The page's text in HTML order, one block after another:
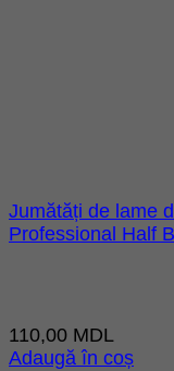
Jumătăți de lame
Professional Half
110,00 MDL
Adaugă în coș